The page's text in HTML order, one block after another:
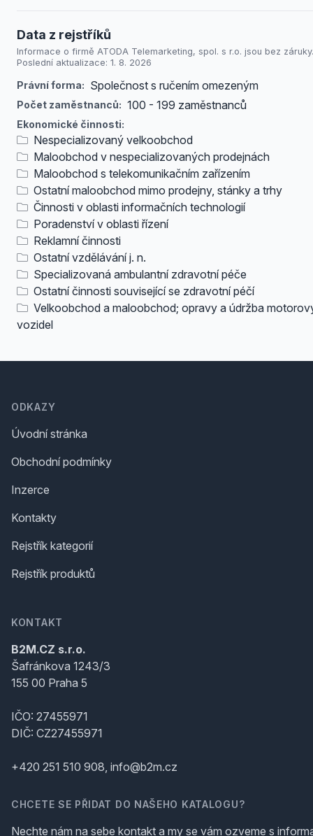
Data z rejstříků
Informace o firmě ATODA Telemarketing, spol. s r.o. jsou bez záruky.
Poslední aktualizace: 1. 8. 2026
Právní forma: Společnost s ručením omezeným
Počet zaměstnanců: 100 - 199 zaměstnanců
Ekonomické činnosti:
Nespecializovaný velkoobchod
Maloobchod v nespecializovaných prodejnách
Maloobchod s telekomunikačním zařízením
Ostatní maloobchod mimo prodejny, stánky a trhy
Činnosti v oblasti informačních technologií
Poradenství v oblasti řízení
Reklamní činnosti
Ostatní vzdělávání j. n.
Specializovaná ambulantní zdravotní péče
Ostatní činnosti související se zdravotní péčí
Velkoobchod a maloobchod; opravy a údržba
vozidel
ODKAZY
Úvodní stránka
Obchodní podmínky
Inzerce
Kontakty
Rejstřík kategorií
Rejstřík produktů
KONTAKT
B2M.CZ s.r.o.
Šafránkova 1243/3
155 00 Praha 5
IČO: 27455971
DIČ: CZ27455971
+420 251 510 908, info@b2m.cz
CHCETE SE PŘIDAT DO NAŠEHO KATALOGU?
Nechte nám na sebe kontakt a my se vám ozveme s